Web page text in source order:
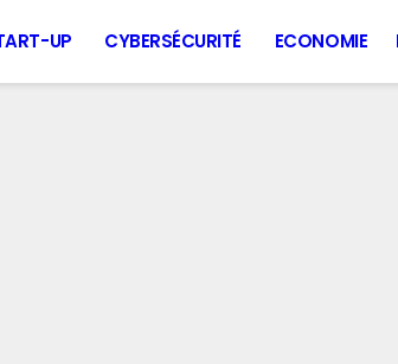
UP CYBERSÉCURITÉ ECONOMIE